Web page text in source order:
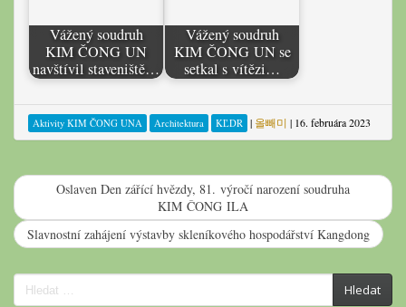
Vážený soudruh
KIM ČONG UN
navštívil staveniště…
Vážený soudruh
KIM ČONG UN se
setkal s vítězi…
Aktivity KIM ČONG UNA Architektura KĽDR | 올빼미 | 16. februára 2023
Oslaven Den zářící hvězdy, 81. výročí narození soudruha
KIM ČONG ILA
Slavnostní zahájení výstavby skleníkového hospodářství Kangdong
Search
Hledat